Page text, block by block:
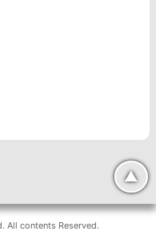
▲
All contents Reserved.